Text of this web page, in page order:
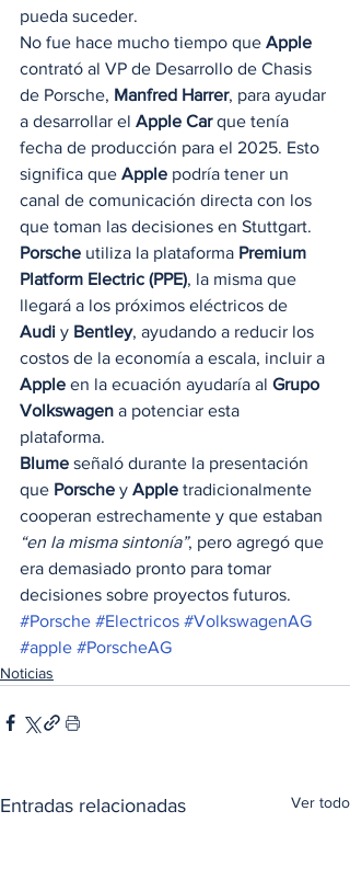
pueda suceder.
No fue hace mucho tiempo que Apple
contrató al VP de Desarrollo de Chasis
de Porsche, Manfred Harrer, para ayudar
a desarrollar el Apple Car que tenía
fecha de producción para el 2025. Esto
significa que Apple podría tener un
canal de comunicación directa con los
que toman las decisiones en Stuttgart.
Porsche utiliza la plataforma Premium
Platform Electric (PPE), la misma que
llegará a los próximos eléctricos de
Audi y Bentley, ayudando a reducir los
costos de la economía a escala, incluir a
Apple en la ecuación ayudaría al Grupo
Volkswagen a potenciar esta
plataforma.
Blume señaló durante la presentación
que Porsche y Apple tradicionalmente
cooperan estrechamente y que estaban
“en la misma sintonía”, pero agregó que
era demasiado pronto para tomar
decisiones sobre proyectos futuros.
#Porsche #Electricos #VolkswagenAG
#apple #PorscheAG
Noticias
Entradas relacionadas Ver todo